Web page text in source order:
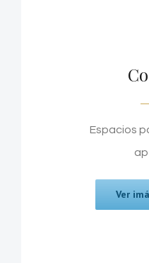
Espacios
Ver